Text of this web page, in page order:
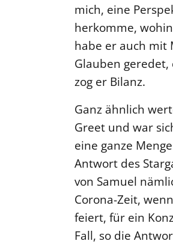
mich, eine
herkomme,
habe er auch mit
Glauben
zog er Bilanz.
Ganz ähnlich
Greet und war
eine ganze
Antwort des
von Samuel
Corona-Zeit,
feiert, für ein
Fall, so die